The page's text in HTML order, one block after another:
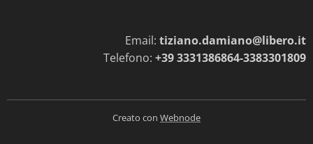
Email: tiziano.damiano@libero.it
Telefono: +39 3331386864-3383301809
Creato con Webnode